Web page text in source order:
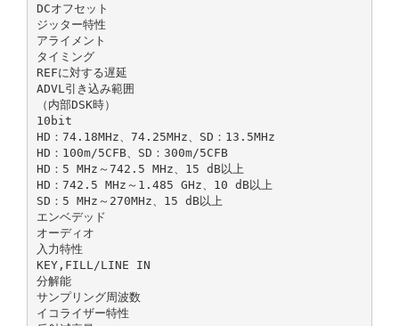
DCオフセット
ジッター特性
アライメント
タイミング
REFに対する遅延
ADVL引き込み範囲
（内部DSK時）
10bit
HD：74.18MHz、74.25MHz、SD：13.5MHz
HD：100m/5CFB、SD：300m/5CFB
HD：5 MHz～742.5 MHz、15 dB以上
HD：742.5 MHz～1.485 GHz、10 dB以上
SD：5 MHz～270MHz、15 dB以上
エンベデッド
オーディオ
入力特性
KEY,FILL/LINE IN
分解能
サンプリング周波数
イコライザー特性